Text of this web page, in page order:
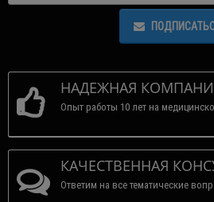
НАДЕЖНАЯ
Опыт работы 10 лет на
КАЧЕСТВЕННАЯ
Ответим на все тематические